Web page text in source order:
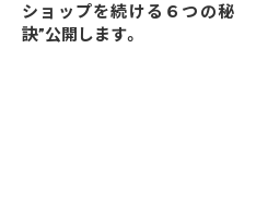
ショップを続ける６つの秘
訣”公開します。